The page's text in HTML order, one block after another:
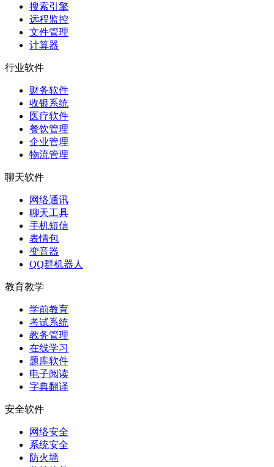
搜索引擎
远程监控
文件管理
计算器
行业软件
财务软件
收银系统
医疗软件
餐饮管理
企业管理
物流管理
聊天软件
网络通讯
聊天工具
手机短信
表情包
变音器
QQ群机器人
教育教学
学前教育
考试系统
教务管理
在线学习
题库软件
电子阅读
字典翻译
安全软件
网络安全
系统安全
防火墙